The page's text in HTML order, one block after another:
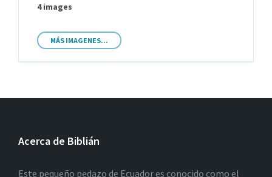
4 images
MÁS IMAGENES...
Acerca de Biblián
Este pequeño pedazo de Ecuador es conocido como el